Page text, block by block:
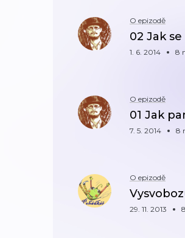
O epizodě
02 Jak
1. 6. 2014 8
O epizodě
01 Jak
7. 5. 2014 8
O epizodě
29. 11. 2013